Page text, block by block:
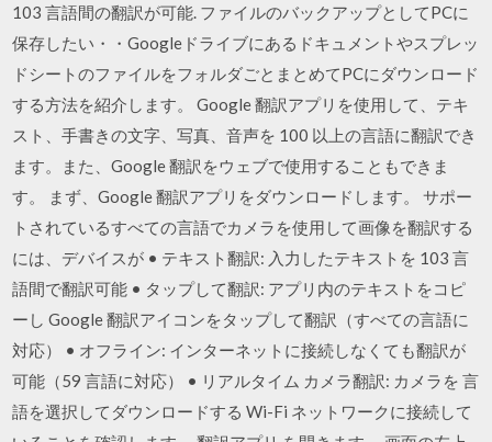
103 言語間の翻訳が可能. ファイルのバックアップとしてPCに
保存したい・・Googleドライブにあるドキュメントやスプレッ
ドシートのファイルをフォルダごとまとめてPCにダウンロード
する方法を紹介します。 Google 翻訳アプリを使用して、テキ
スト、手書きの文字、写真、音声を 100 以上の言語に翻訳でき
ます。また、Google 翻訳をウェブで使用することもできま
す。 まず、Google 翻訳アプリをダウンロードします。 サポー
トされているすべての言語でカメラを使用して画像を翻訳する
には、デバイスが • テキスト翻訳: 入力したテキストを 103 言
語間で翻訳可能 • タップして翻訳: アプリ内のテキストをコピ
ーし Google 翻訳アイコンをタップして翻訳（すべての言語に
対応） • オフライン: インターネットに接続しなくても翻訳が
可能（59 言語に対応） • リアルタイム カメラ翻訳: カメラを 言
語を選択してダウンロードする Wi-Fi ネットワークに接続して